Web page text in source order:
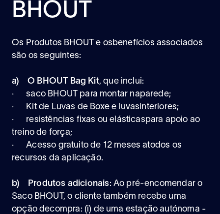
BHOUT
Os Produtos BHOUT e osbenefícios associados
são os seguintes:
a) O BHOUT Bag Kit, que inclui:
· saco BHOUT para montar naparede;
· Kit de Luvas de Boxe e luvasinteriores;
· resistências fixas ou elásticaspara apoio ao
treino de força;
· Acesso gratuito de 12 meses atodos os
recursos da aplicação.
b) Produtos adicionais: Ao pré-encomendar o
Saco BHOUT, o cliente também recebe uma
opção decompra: (i) de uma estação autónoma -